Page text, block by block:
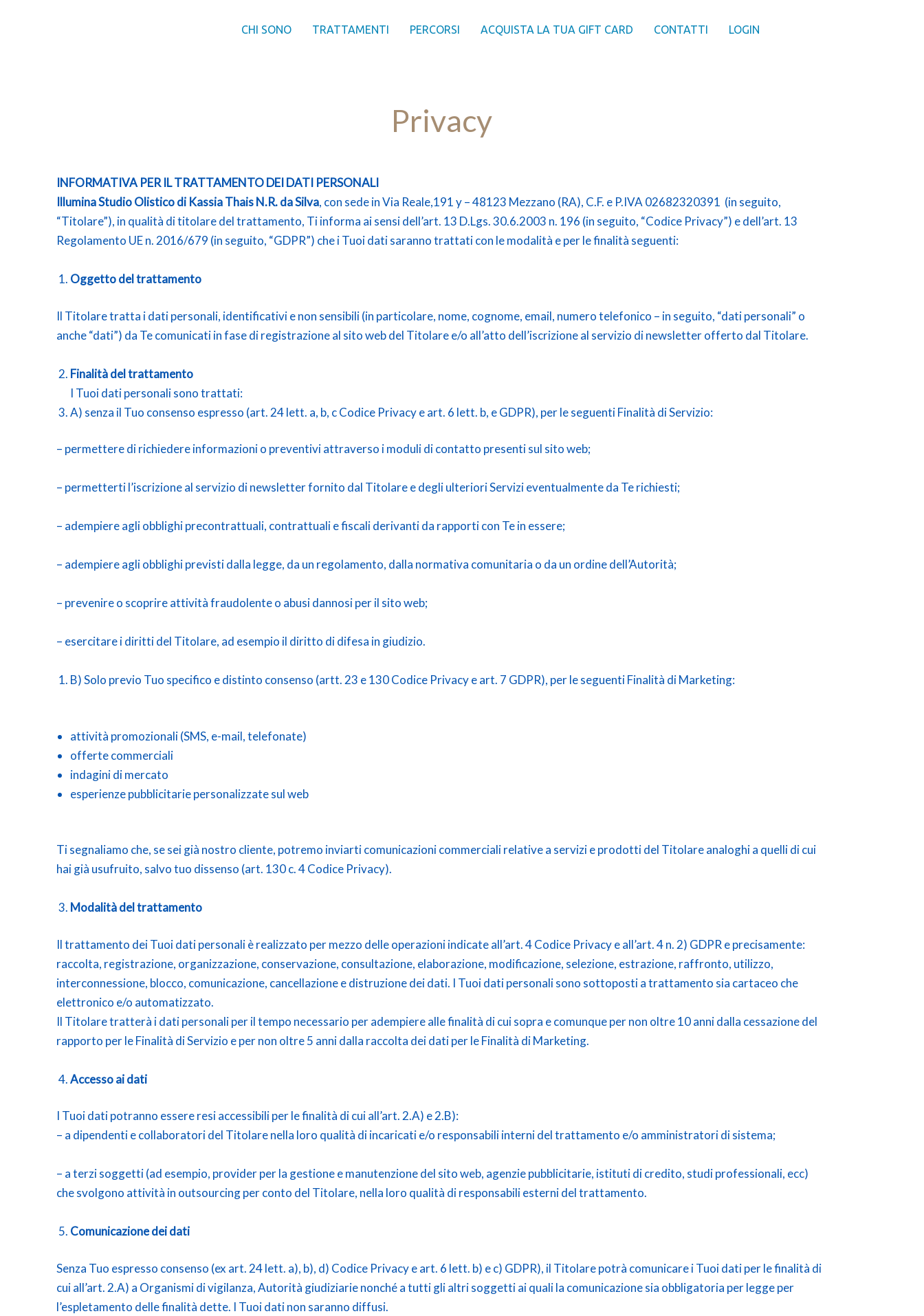
CHI SONO TRATTAMENTI PERCORSI ACQUISTA LA TUA GIFT CARD CONTATTI LOGIN
Privacy
INFORMATIVA PER IL TRATTAMENTO DEI DATI PERSONALI
Illumina Studio Olistico di Kassia Thais N.R. da Silva, con sede in Via Reale,191 y – 48123 Mezzano (RA), C.F. e P.IVA 02682320391 (in seguito,
“Titolare”), in qualità di titolare del trattamento, Ti informa ai sensi dell’art. 13 D.Lgs. 30.6.2003 n. 196 (in seguito, “Codice Privacy”) e dell’art. 13
Regolamento UE n. 2016/679 (in seguito, “GDPR”) che i Tuoi dati saranno trattati con le modalità e per le finalità seguenti:
Oggetto del trattamento
Il Titolare tratta i dati personali, identificativi e non sensibili (in particolare, nome, cognome, email, numero telefonico – in seguito, “dati personali” o
anche “dati”) da Te comunicati in fase di registrazione al sito web del Titolare e/o all’atto dell’iscrizione al servizio di newsletter offerto dal Titolare.
Finalità del trattamento
I Tuoi dati personali sono trattati:
A) senza il Tuo consenso espresso (art. 24 lett. a, b, c Codice Privacy e art. 6 lett. b, e GDPR), per le seguenti Finalità di Servizio:
– permettere di richiedere informazioni o preventivi attraverso i moduli di contatto presenti sul sito web;
– permetterti l’iscrizione al servizio di newsletter fornito dal Titolare e degli ulteriori Servizi eventualmente da Te richiesti;
– adempiere agli obblighi precontrattuali, contrattuali e fiscali derivanti da rapporti con Te in essere;
– adempiere agli obblighi previsti dalla legge, da un regolamento, dalla normativa comunitaria o da un ordine dell’Autorità;
– prevenire o scoprire attività fraudolente o abusi dannosi per il sito web;
– esercitare i diritti del Titolare, ad esempio il diritto di difesa in giudizio.
B) Solo previo Tuo specifico e distinto consenso (artt. 23 e 130 Codice Privacy e art. 7 GDPR), per le seguenti Finalità di Marketing:
attività promozionali (SMS, e-mail, telefonate)
offerte commerciali
indagini di mercato
esperienze pubblicitarie personalizzate sul web
Ti segnaliamo che, se sei già nostro cliente, potremo inviarti comunicazioni commerciali relative a servizi e prodotti del Titolare analoghi a quelli di cui
hai già usufruito, salvo tuo dissenso (art. 130 c. 4 Codice Privacy).
Modalità del trattamento
Il trattamento dei Tuoi dati personali è realizzato per mezzo delle operazioni indicate all’art. 4 Codice Privacy e all’art. 4 n. 2) GDPR e precisamente:
raccolta, registrazione, organizzazione, conservazione, consultazione, elaborazione, modificazione, selezione, estrazione, raffronto, utilizzo,
interconnessione, blocco, comunicazione, cancellazione e distruzione dei dati. I Tuoi dati personali sono sottoposti a trattamento sia cartaceo che
elettronico e/o automatizzato.
Il Titolare tratterà i dati personali per il tempo necessario per adempiere alle finalità di cui sopra e comunque per non oltre 10 anni dalla cessazione del
rapporto per le Finalità di Servizio e per non oltre 5 anni dalla raccolta dei dati per le Finalità di Marketing.
Accesso ai dati
I Tuoi dati potranno essere resi accessibili per le finalità di cui all’art. 2.A) e 2.B):
– a dipendenti e collaboratori del Titolare nella loro qualità di incaricati e/o responsabili interni del trattamento e/o amministratori di sistema;
– a terzi soggetti (ad esempio, provider per la gestione e manutenzione del sito web, agenzie pubblicitarie, istituti di credito, studi professionali, ecc)
che svolgono attività in outsourcing per conto del Titolare, nella loro qualità di responsabili esterni del trattamento.
Comunicazione dei dati
Senza Tuo espresso consenso (ex art. 24 lett. a), b), d) Codice Privacy e art. 6 lett. b) e c) GDPR), il Titolare potrà comunicare i Tuoi dati per le finalità di
cui all’art. 2.A) a Organismi di vigilanza, Autorità giudiziarie nonché a tutti gli altri soggetti ai quali la comunicazione sia obbligatoria per legge per
l’espletamento delle finalità dette. I Tuoi dati non saranno diffusi.